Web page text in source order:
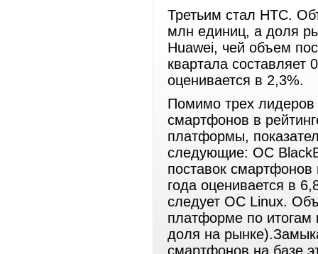
Третьим стал HTC.
млн единиц, а доля
Huawei, чей объем
квартала
оценивается в 2,3%.
Помимо трех
смартфонов в
платформы,
следующие: ОС
поставок
года оценивается в
следует ОС Linux.
платформе по итогам
доля на
смартфонов на базе